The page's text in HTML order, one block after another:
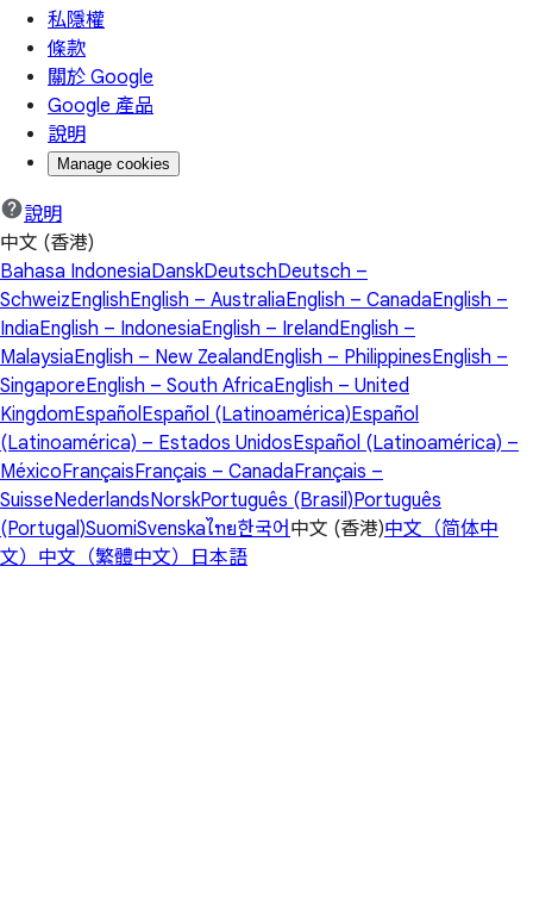
私隱權
條款
關於 Google
Google 產品
說明
Manage cookies
說明
中文 (香港)
Bahasa IndonesiaDanskDeutschDeutsch –
SchweizEnglishEnglish – AustraliaEnglish – CanadaEnglish –
IndiaEnglish – IndonesiaEnglish – IrelandEnglish –
MalaysiaEnglish – New ZealandEnglish – PhilippinesEnglish –
SingaporeEnglish – South AfricaEnglish – United
KingdomEspañol Español (Latinoamérica)Español
(Latinoamérica) – Estados UnidosEspañol (Latinoamérica) –
MéxicoFrançaisFrançais – CanadaFrançais –
SuisseNederlandsNorskPortuguês (Brasil)Português
(Portugal)SuomiSvenskaไทย한국어 中文 (香港)中文（简体中
文） 中文（繁體中文） 日本語